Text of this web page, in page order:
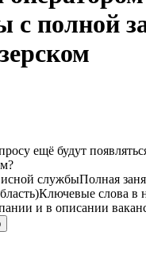
с полной
ещё будут
службыПолная
Ключевые слова в
и в описании